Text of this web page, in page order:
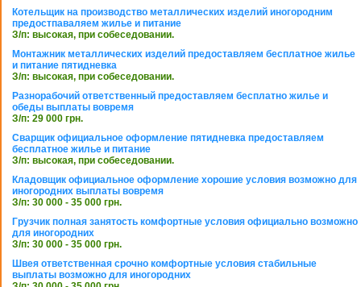
Котельщик на производство металлических изделий иногородним
предостпаваляем жилье и питание
З/п: высокая, при собеседовании.
Монтажник металлических изделий предоставляем бесплатное жилье
и питание пятидневка
З/п: высокая, при собеседовании.
Разнорабочий ответственный предоставляем бесплатно жилье и
обеды выплаты вовремя
З/п: 29 000 грн.
Сварщик официальное оформление пятидневка предоставляем
бесплатное жилье и питание
З/п: высокая, при собеседовании.
Кладовщик официальное оформление хорошие условия возможно для
иногородних выплаты вовремя
З/п: 30 000 - 35 000 грн.
Грузчик полная занятость комфортные условия официально возможно
для иногородних
З/п: 30 000 - 35 000 грн.
Швея ответственная срочно комфортные условия стабильные
выплаты возможно для иногородних